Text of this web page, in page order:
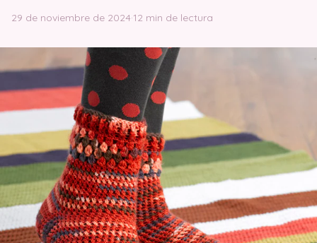
29 de noviembre de 2024·12 min de lectura